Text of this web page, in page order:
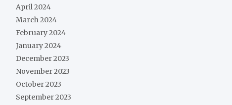
April 2024
March 2024
February 2024
January 2024
December 2023
November 2023
October 2023
September 2023